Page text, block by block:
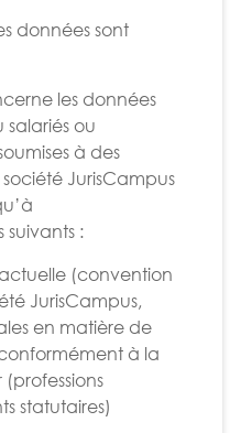
données sont
les données
salariés ou
à des
JurisCampus
suivants :
(convention
JurisCampus,
en matière de
à la
statutaires)